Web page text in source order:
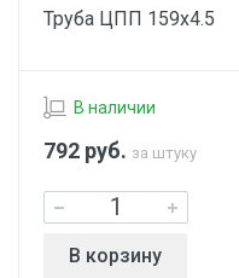
Труба ЦПП 159х4.5
В наличии
792 руб. за штуку
В корзину